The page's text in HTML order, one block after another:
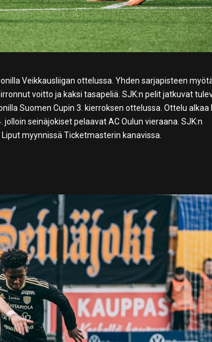
Veikkausliigan ottelussa. Yhden sarjapisteen
voitto ja kaksi tasapeliä. SJK:n pelit jatkuvat
Suomen Cupin 3. kierroksen ottelussa. Ottelu alkaa
seinäjokiset pelaavat AC Oulun vieraana. SJK:n
myynnissä Ticketmasterin kanavissa.